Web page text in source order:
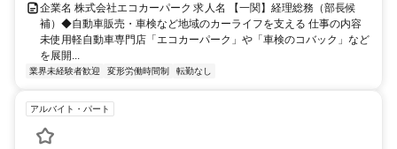
企業名 株式会社エコカーパーク 求人名 【一関】経理総務（部長候
補）◆自動車販売・車検など地域のカーライフを支える 仕事の内容
未使用軽自動車専門店「エコカーパーク」や「車検のコバック」など
を展開...
業界未経験者歓迎 変形労働時間制 転勤なし
アルバイト・パート